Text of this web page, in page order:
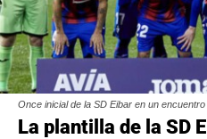
Once inicial de la SD Eibar en un encuentro
La plantilla de la SD